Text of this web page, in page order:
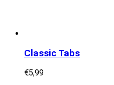
Classic Tabs
€5,99